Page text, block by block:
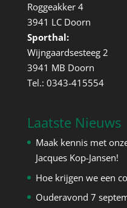
Roggeakker 4
3941 LC Doorn
Sporthal:
Wijngaardsesteeg 2
3941 MB Doorn
Tel.: 0343-415554
Laatste Nieuws
Maak kennis met
Jacques Kop-Jansen!
Hoe krijgen we een
Ouderavond 7